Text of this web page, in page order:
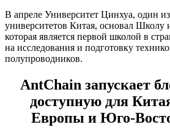
В апреле Университет Цинхуа, один
университетов Китая, основал Школу
которая является первой школой в
на исследования и подготовку
полупроводников.
AntChain запускает
доступную для
Европы и Юго-